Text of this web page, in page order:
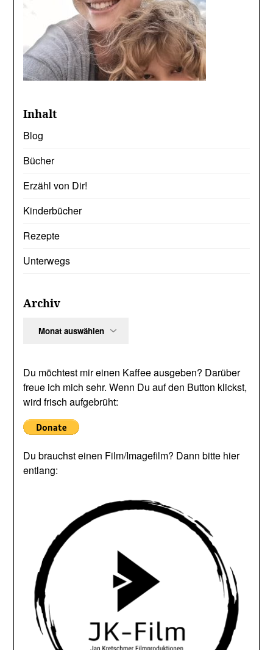
Inhalt
Blog
Bücher
Erzähl von Dir!
Kinderbücher
Rezepte
Unterwegs
Archiv
Du möchtest mir einen Kaffee ausgeben? Darüber
freue ich mich sehr. Wenn Du auf den Button klickst,
wird frisch aufgebrüht:
Du brauchst einen Film/Imagefilm? Dann bitte hier
entlang: